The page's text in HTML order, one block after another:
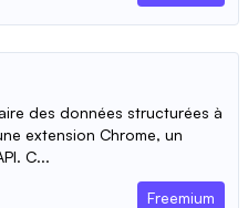
des données structurées à
extension Chrome, un
C...
Freemium